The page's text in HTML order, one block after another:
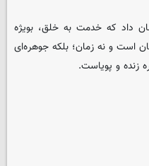
داد که خدمت به خلق، بویژه
است و نه زمان؛ بلکه جوهره‌ای
زنده و پویاست.